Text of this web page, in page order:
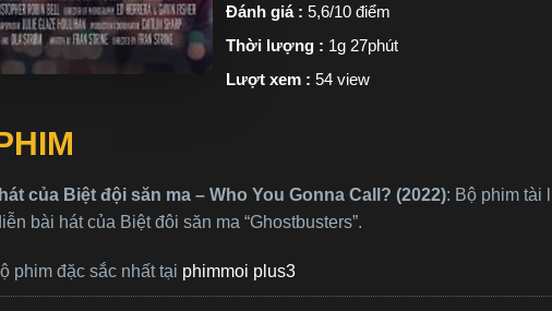
Đánh giá : 5,6/10 điểm
Thời lượng : 1g 27phút
Lượt xem : 54 view
của Biệt đội săn ma – Who You Gonna Call? (2022): Bộ phim tài
bài hát của Biệt đôi săn ma “Ghostbusters”.
phim đặc sắc nhất tại phimmoi plus3